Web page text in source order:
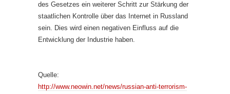
des Gesetzes ein weiterer Schritt zur Stärkung der
staatlichen Kontrolle über das Internet in Russland
sein. Dies wird einen negativen Einfluss auf die
Entwicklung der Industrie haben.
Quelle:
http://www.neowin.net/news/russian-anti-terrorism-